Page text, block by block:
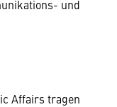
und
Affairs tragen